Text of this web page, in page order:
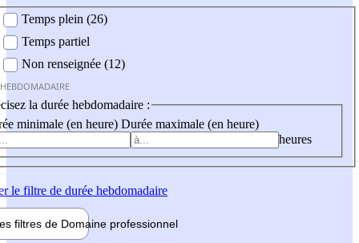
Temps plein (26)
Temps partiel
Non renseignée (12)
la durée hebdomadaire :
minimale (en heure) Durée maximale (en heure)
heures
le filtre de durée hebdomadaire
filtres de Domaine professionnel